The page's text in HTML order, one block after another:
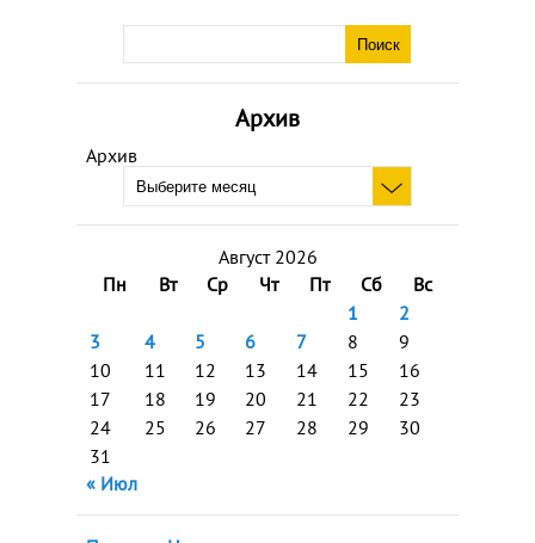
Архив
Архив
Август 2026
Пн
Вт Ср Чт Пт Сб
Вс
1
2
3
4 5 6 7 8
9
10
11 12 13 14 15
16
17
18 19 20 21 22
23
24
25 26 27 28 29
30
31
« Июл